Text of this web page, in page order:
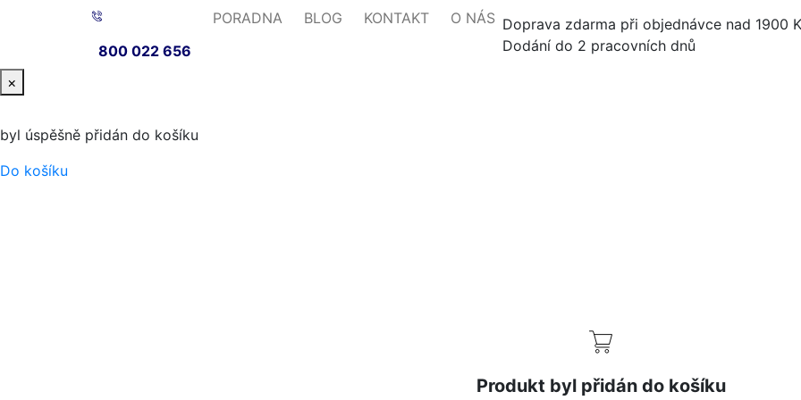
800 022 656
PORADNA BLOG KONTAKT O NÁS Doprava zdarma při objednávce nad 1900
Dodání do 2 pracovních dnů
×
byl úspěšně přidán do košíku
Do košíku
Produkt byl přidán do košíku